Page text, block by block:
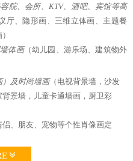
院、会所、KTV、酒吧、宾馆等高
厅、隐形画、三维立体画、主题餐
体画（幼儿园、游乐场、建筑物外
）及时尚墙画（电视背景墙，沙发
景墙，儿童卡通墙画，厨卫彩
、朋友、宠物等个性肖像画定